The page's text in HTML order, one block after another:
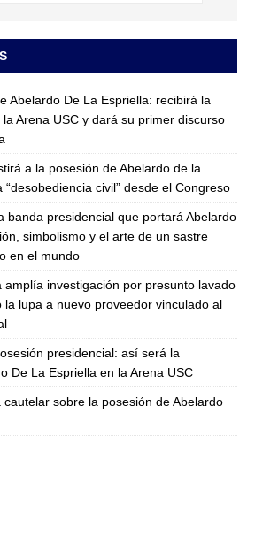
Abelardo De La Espriella: recibirá la
Arena USC y dará su primer discurso
a la posesión de Abelardo de la
civil” desde el Congreso
banda presidencial que portará Abelardo
simbolismo y el arte de un sastre
en el mundo
amplía investigación por presunto lavado
la lupa a nuevo proveedor vinculado al
presidencial: así será la
De La Espriella en la Arena USC
sobre la posesión de Abelardo